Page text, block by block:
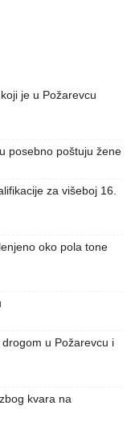
je u Požarevcu
posebno poštuju žene
za višeboj 16.
oko pola tone
u Požarevcu i
kvara na